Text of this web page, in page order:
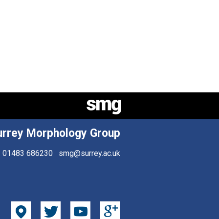
Morphology Group
01483 686230 smg@surrey.ac.uk